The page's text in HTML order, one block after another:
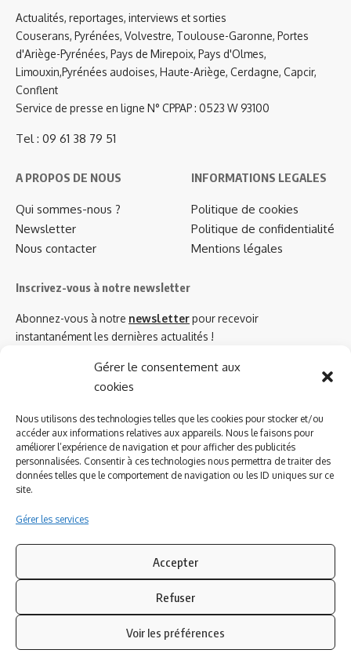
Gérer le consentement aux
cookies
Nous utilisons des technologies telles que les cookies pour stocker et/ou
accéder aux informations relatives aux appareils. Nous le faisons pour
améliorer l’expérience de navigation et pour afficher des publicités
personnalisées. Consentir à ces technologies nous permettra de traiter des
données telles que le comportement de navigation ou les ID uniques sur ce
site.
Gérer les services
Accepter
Refuser
Voir les préférences
Actualités, reportages, interviews et sorties
Couserans, Pyrénées, Volvestre, Toulouse-Garonne, Portes
d'Ariège-Pyrénées, Pays de Mirepoix, Pays d'Olmes,
Limouxin,Pyrénées audoises, Haute-Ariège, Cerdagne, Capcir,
Conflent
Service de presse en ligne N° CPPAP : 0523 W 93100
Tel : 09 61 38 79 51
A PROPOS DE NOUS
Qui sommes-nous ?
Newsletter
Nous contacter
INFORMATIONS LEGALES
Politique de cookies
Politique de confidentialité
Mentions légales
Inscrivez-vous à notre newsletter
Abonnez-vous à notre newsletterpour recevoir
instantanément les dernières actualités !
Azinat.com TV soutient
Suivez-nous
© 2023 Azinat.com TV édité et géré par WOOMEET SAS, powered by